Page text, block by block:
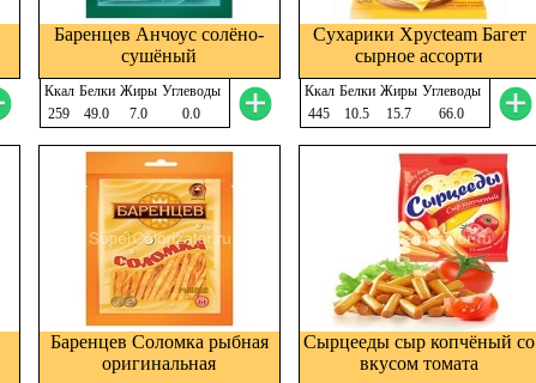
Баренцев Анчоус солёно-
сушёный
Ккал Белки Жиры Углеводы
259
49.0 7.0 0.0
Сухарики Хрусteam Багет
сырное ассорти
Ккал Белки Жиры Углеводы
445
10.5 15.7 66.0
Баренцев Соломка рыбная
оригинальная
Сырцееды сыр копчёный со
вкусом томата